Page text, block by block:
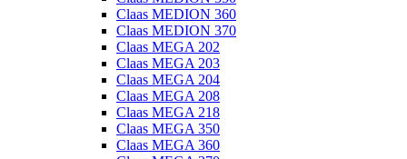
Claas MEDION 360
Claas MEDION 370
Claas MEGA 202
Claas MEGA 203
Claas MEGA 204
Claas MEGA 208
Claas MEGA 218
Claas MEGA 350
Claas MEGA 360